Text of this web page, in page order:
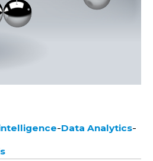
-Data Analytics-